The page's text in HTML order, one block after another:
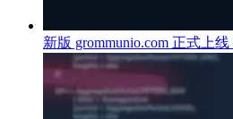
新版 grommunio.com 正式上线